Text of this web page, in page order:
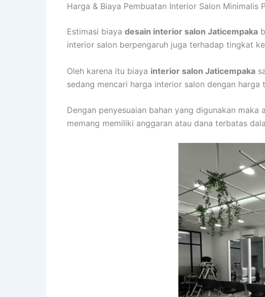
Harga & Biaya Pembuatan Interior Salon Minimalis
Estimasi biaya desain interior salon Jaticempaka
interior salon berpengaruh juga terhadap tingkat
Oleh karena itu biaya interior salon Jaticempaka
sedang mencari harga interior salon dengan
Dengan penyesuaian bahan yang digunakan
memang memiliki anggaran atau dana terbatas